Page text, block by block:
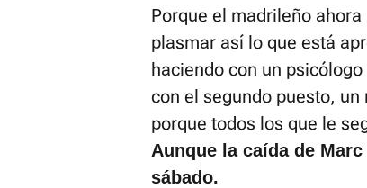
Porque el madrileño
plasmar así lo que está
haciendo con un
con el segundo puesto,
porque todos los que le
Aunque la caída de
sábado.